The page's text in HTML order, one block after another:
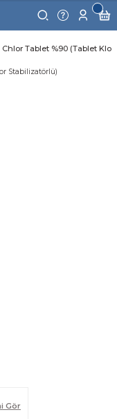
Chlor Tablet %90 (Tablet
Gör